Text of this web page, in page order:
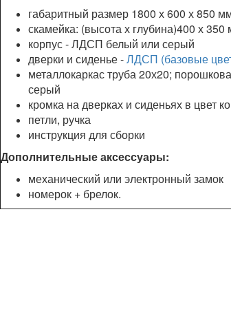
габаритный размер 1800 х 600 х 850
скамейка: (высота х глубина)400 х 350
корпус - ЛДСП белый или серый
дверки и сиденье -ЛДСП (базовые
металлокаркас труба 20х20;
серый
кромка на дверках и сиденьях в цвет
петли, ручка
инструкция для сборки
Дополнительные аксессуары:
механический или электронный замок
номерок + брелок.